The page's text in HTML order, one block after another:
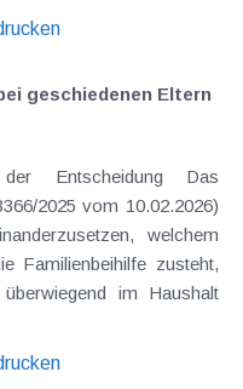
geschiedenen Eltern
Entscheidung Das
2025 vom 10.02.2026)
welchem
Familienbeihilfe zusteht,
im Haushalt